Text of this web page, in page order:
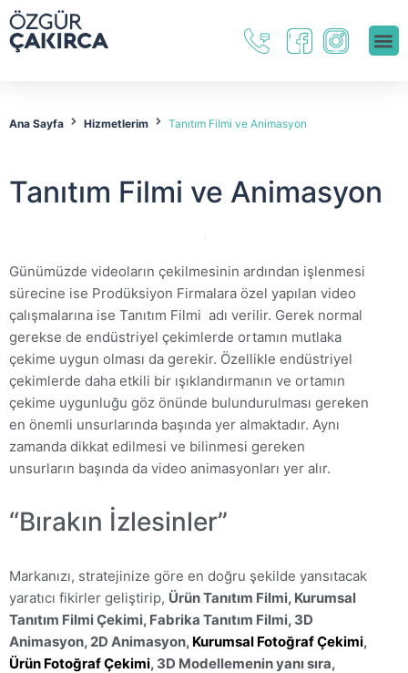
Ana Sayfa Hizmetlerim Tanıtım Filmi ve Animasyon
Tanıtım Filmi ve Animasyon
Günümüzde videoların çekilmesinin ardından işlenmesi
sürecine ise Prodüksiyon Firmalara özel yapılan video
çalışmalarına ise Tanıtım Filmi adı verilir. Gerek normal
gerekse de endüstriyel çekimlerde ortamın mutlaka
çekime uygun olması da gerekir. Özellikle endüstriyel
çekimlerde daha etkili bir ışıklandırmanın ve ortamın
çekime uygunluğu göz önünde bulundurulması gereken
en önemli unsurlarında başında yer almaktadır. Aynı
zamanda dikkat edilmesi ve bilinmesi gereken
unsurların başında da video animasyonları yer alır.
“Bırakın İzlesinler”
Markanızı, stratejinize göre en doğru şekilde yansıtacak
yaratıcı fikirler geliştirip, Ürün Tanıtım Filmi, Kurumsal
Tanıtım Filmi Çekimi, Fabrika Tanıtım Filmi, 3D
Animasyon, 2D Animasyon, Kurumsal Fotoğraf Çekimi,
Ürün Fotoğraf Çekimi, 3D Modellemenin yanı sıra,